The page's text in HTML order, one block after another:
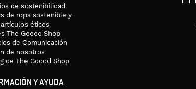
de sostenibilidad
de ropa sostenible y
éticos
The Goood Shop
de Comunicación
de nosotros
de The Goood Shop
Y AYUDA